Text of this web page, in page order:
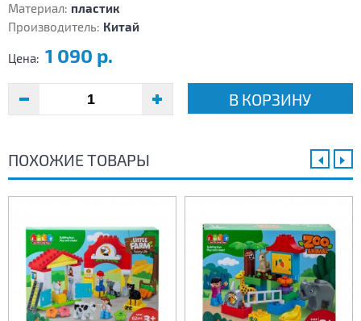
Материал: пластик
Производитель: Китай
Цена: 1 090 р.
В КОРЗИНУ
ПОХОЖИЕ ТОВАРЫ